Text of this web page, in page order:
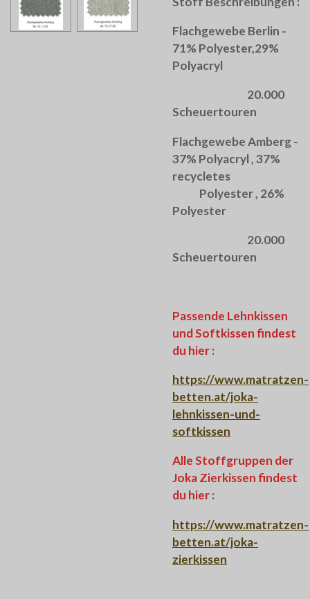
Flachgewebe Berlin -
71% Polyester,29%
Polyacryl
20.000
Scheuertouren
Flachgewebe Amberg -
37% Polyacryl , 37%
recycletes
Polyester , 26%
Polyester
20.000
Scheuertouren
Passende Lehnkissen
und Softkissen findest
du hier :
https://www.matratzen-
betten.at/joka-
lehnkissen-und-
softkissen
Alle Stoffgruppen der
Joka Zierkissen findest
du hier :
https://www.matratzen-
betten.at/joka-
zierkissen